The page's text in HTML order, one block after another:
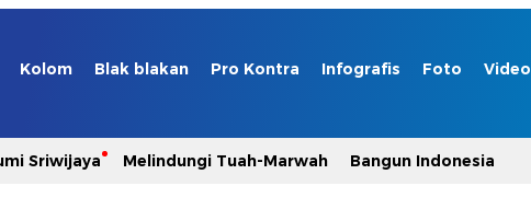
Kolom Blak blakan Pro Kontra Infografis Foto Video
Sriwijaya Melindungi Tuah-Marwah Bangun Indonesia